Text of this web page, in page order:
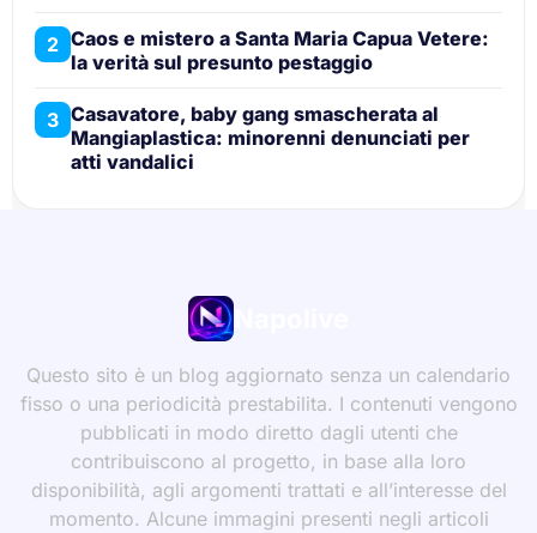
2 Caos e mistero a Santa Maria Capua Vetere:
la verità sul presunto pestaggio
3 Casavatore, baby gang smascherata al
Mangiaplastica: minorenni denunciati per
atti vandalici
Questo sito è un blog aggiornato senza un calendario
fisso o una periodicità prestabilita. I contenuti vengono
pubblicati in modo diretto dagli utenti che
contribuiscono al progetto, in base alla loro
disponibilità, agli argomenti trattati e all’interesse del
momento. Alcune immagini presenti negli articoli